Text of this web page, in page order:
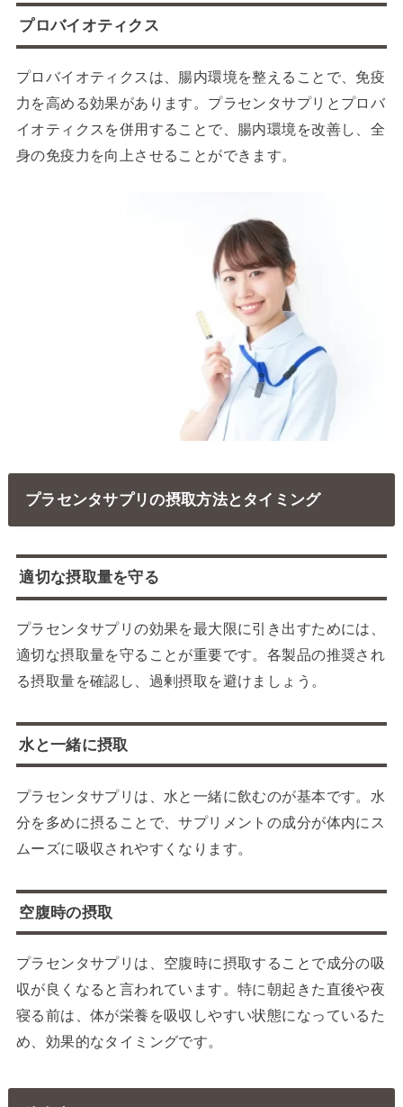
プロバイオティクス
プロバイオティクスは、腸内環境を整えることで、免疫
力を高める効果があります。プラセンタサプリとプロバ
イオティクスを併用することで、腸内環境を改善し、全
身の免疫力を向上させることができます。
プラセンタサプリの摂取方法とタイミング
適切な摂取量を守る
プラセンタサプリの効果を最大限に引き出すためには、
適切な摂取量を守ることが重要です。各製品の推奨され
る摂取量を確認し、過剰摂取を避けましょう。
水と一緒に摂取
プラセンタサプリは、水と一緒に飲むのが基本です。水
分を多めに摂ることで、サプリメントの成分が体内にス
ムーズに吸収されやすくなります。
空腹時の摂取
プラセンタサプリは、空腹時に摂取することで成分の吸
収が良くなると言われています。特に朝起きた直後や夜
寝る前は、体が栄養を吸収しやすい状態になっているた
め、効果的なタイミングです。